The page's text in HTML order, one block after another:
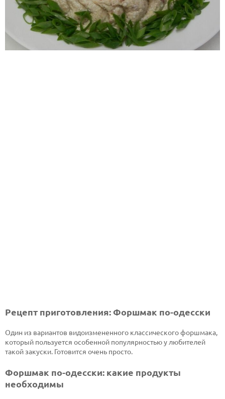
Рецепт приготовления: Форшмак по-одесски
Один из вариантов видоизмененного классического форшмака,
который пользуется особенной популярностью у любителей
такой закуски. Готовится очень просто.
Форшмак по-одесски: какие продукты
необходимы